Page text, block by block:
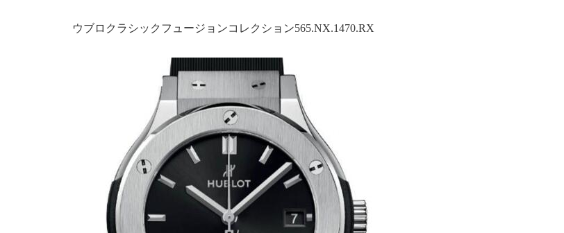
ウブロクラシックフュージョンコレクション565.NX.1470.RX